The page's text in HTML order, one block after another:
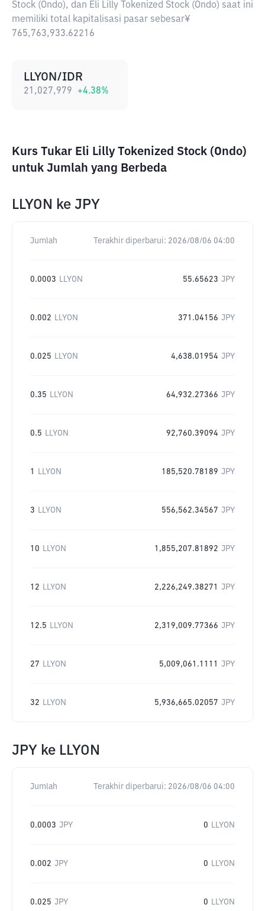
Stock (Ondo), dan Eli Lilly Tokenized Stock (Ondo) saat ini
memiliki total kapitalisasi pasar sebesar¥
765,763,933.62216
LLYON/IDR
21,027,979 +4.38%
Kurs Tukar Eli Lilly Tokenized Stock (Ondo)
untuk Jumlah yang Berbeda
LLYON ke JPY
Jumlah Terakhir diperbarui: 2026/08/06 04:00
0.0003 LLYON 55.65623 JPY
0.002 LLYON 371.04156 JPY
0.025 LLYON 4,638.01954 JPY
0.35 LLYON 64,932.27366 JPY
0.5 LLYON 92,760.39094 JPY
1 LLYON 185,520.78189 JPY
3 LLYON 556,562.34567 JPY
10 LLYON 1,855,207.81892 JPY
12 LLYON 2,226,249.38271 JPY
12.5 LLYON 2,319,009.77366 JPY
27 LLYON 5,009,061.1111 JPY
32 LLYON 5,936,665.02057 JPY
JPY ke LLYON
Jumlah Terakhir diperbarui: 2026/08/06 04:00
0.0003 JPY 0 LLYON
0.002 JPY 0 LLYON
0.025 JPY 0 LLYON